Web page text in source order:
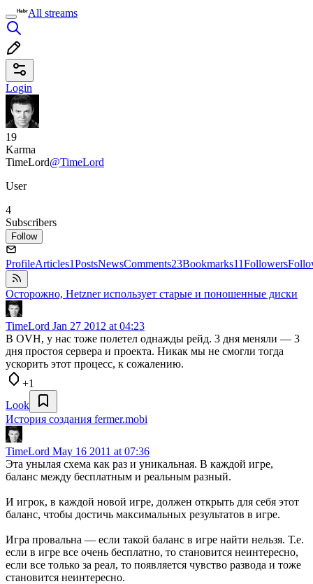
All streams
Login
19
Karma
TimeLord@TimeLord
User
4
Subscribers
Follow
ProfileArticles1PostsNewsComments23Bookmarks11Followers
Осторожно, Hetzner использует старые и поношенные диски
TimeLord Jan 27 2012 at 04:23
В OVH, у нас тоже полетел однажды рейд. 3 дня меняли — 3
дня простоя сервера и проекта. Никак мы не смогли тогда
ускорить этот процесс, к сожалению.
+1
Look
История создания fermer.mobi
TimeLord May 16 2011 at 07:36
Эта унылая схема как раз и уникальная. В каждой игре,
баланс между бесплатным и реальным разный.
И игрок, в каждой новой игре, должен открыть для себя этот
баланс, чтобы достичь максимальных результатов в игре.
Игра провальна — если такой баланс в игре найти нельзя. Т.е.
если в игре все очень бесплатно, то становится неинтересно,
если все только за реал, то появляется чувство развода и тоже
становится неинтересно.